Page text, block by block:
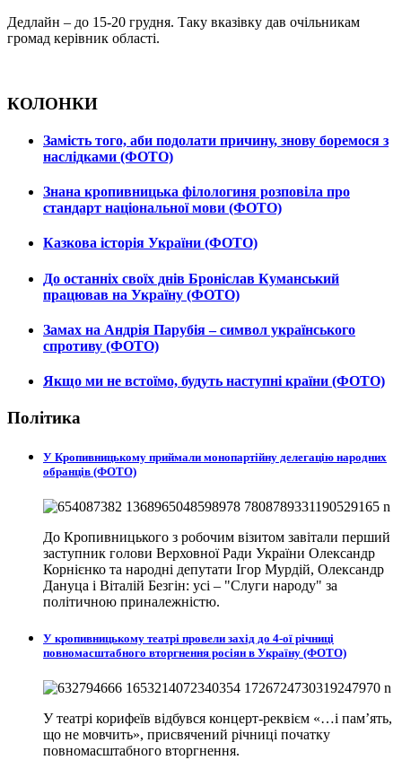
Дедлайн – до 15-20 грудня. Таку вказівку дав очільникам
громад керівник області.
КОЛОНКИ
Замість того, аби подолати причину, знову боремося з
наслідками (ФОТО)
Знана кропивницька філологиня розповіла про
стандарт національної мови (ФОТО)
Казкова історія України (ФОТО)
До останніх своїх днів Броніслав Куманський
працював на Україну (ФОТО)
Замах на Андрія Парубія – символ українського
спротиву (ФОТО)
Якщо ми не встоїмо, будуть наступні країни (ФОТО)
Політика
У Кропивницькому приймали монопартійну делегацію народних
обранців (ФОТО)
До Кропивницького з робочим візитом завітали перший
заступник голови Верховної Ради України Олександр
Корнієнко та народні депутати Ігор Мурдій, Олександр
Дануца і Віталій Безгін: усі – "Слуги народу" за
політичною приналежністю.
У кропивницькому театрі провели захід до 4-ої річниці
повномасштабного вторгнення росіян в Україну (ФОТО)
У театрі корифеїв відбувся концерт-реквієм «…і пам’ять,
що не мовчить», присвячений річниці початку
повномасштабного вторгнення.